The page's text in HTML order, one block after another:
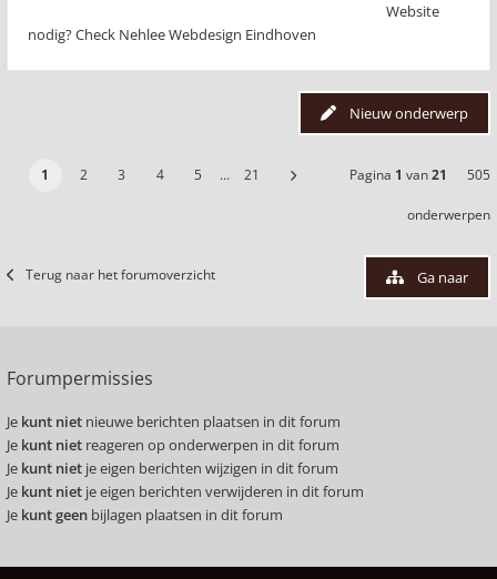
Website
nodig? Check Nehlee Webdesign Eindhoven
Nieuw onderwerp
1 2 3 4 5 … 21 Pagina 1 van21 505
onderwerpen
Terug naar het forumoverzicht Ga naar
Forumpermissies
Je kunt niet nieuwe berichten plaatsen in dit forum
Je kunt niet reageren op onderwerpen in dit forum
Je kunt niet je eigen berichten wijzigen in dit forum
Je kunt niet je eigen berichten verwijderen in dit forum
Je kunt geen bijlagen plaatsen in dit forum